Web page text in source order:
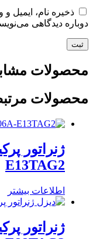
ذخیره نام، ایمیل
دوباره دیدگاهی
محصولات
محصولات
E13TAG2
اطلاعات بیشتر